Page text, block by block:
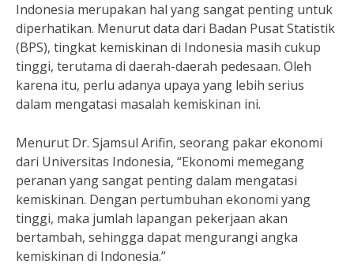
Indonesia merupakan hal yang sangat penting untuk
diperhatikan. Menurut data dari Badan Pusat Statistik
(BPS), tingkat kemiskinan di Indonesia masih cukup
tinggi, terutama di daerah-daerah pedesaan. Oleh
karena itu, perlu adanya upaya yang lebih serius
dalam mengatasi masalah kemiskinan ini.
Menurut Dr. Sjamsul Arifin, seorang pakar ekonomi
dari Universitas Indonesia, “Ekonomi memegang
peranan yang sangat penting dalam mengatasi
kemiskinan. Dengan pertumbuhan ekonomi yang
tinggi, maka jumlah lapangan pekerjaan akan
bertambah, sehingga dapat mengurangi angka
kemiskinan di Indonesia.”